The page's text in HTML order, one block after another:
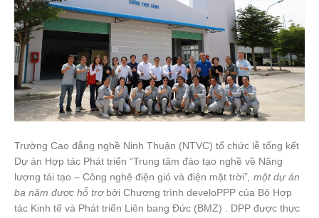
Trường Cao đẳng nghề Ninh Thuận (NTVC) tổ chức lễ tổng kết
Dự án Hợp tác Phát triển “Trung tâm đào tạo nghề về Năng
lượng tái tạo – Công nghệ điện gió và điện mặt trời”, một dự án
ba năm được hỗ trợ bởi Chương trình develoPPP của Bộ Hợp
tác Kinh tế và Phát triển Liên bang Đức (BMZ) . DPP được thực